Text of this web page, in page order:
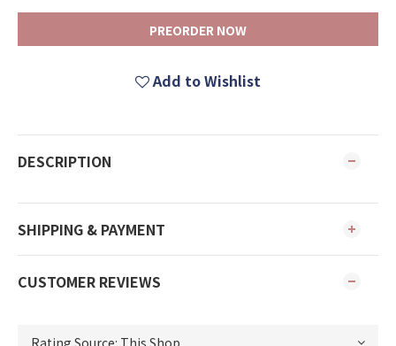
PREORDER NOW
Add to Wishlist
DESCRIPTION
SHIPPING & PAYMENT
CUSTOMER REVIEWS